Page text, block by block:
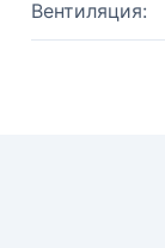
Вентиляция: